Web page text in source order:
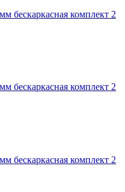
бескаркасная комплект 2
бескаркасная комплект 2
бескаркасная комплект 2